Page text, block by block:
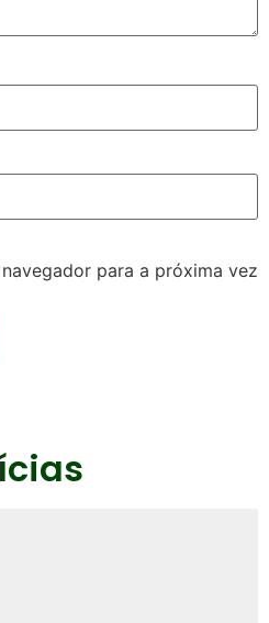
para a próxima vez